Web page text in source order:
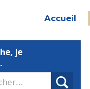
Accueil
je
Recherche